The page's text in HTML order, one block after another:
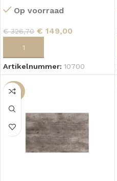
Op voorraad
€326,70 € 149,00
Artikelnummer: 10700
-34%